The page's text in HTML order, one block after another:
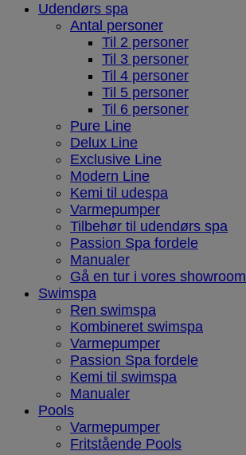
Udendørs spa
Antal personer
Til 2 personer
Til 3 personer
Til 4 personer
Til 5 personer
Til 6 personer
Pure Line
Delux Line
Exclusive Line
Modern Line
Kemi til udespa
Varmepumper
Tilbehør til udendørs spa
Passion Spa fordele
Manualer
Gå en tur i vores showroom
Swimspa
Ren swimspa
Kombineret swimspa
Varmepumper
Passion Spa fordele
Kemi til swimspa
Manualer
Pools
Varmepumper
Fritstående Pools